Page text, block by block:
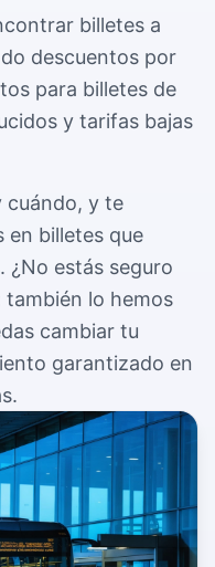
de Heathrow
de Malpensa
de Linate
de Bergamo
de Dublin
que no sabías
de cookies
de atención al
billetes a
descuentos por
para billetes de
y tarifas bajas
cuándo, y te
en billetes que
¿No estás seguro
también lo hemos
cambiar tu
garantizado en